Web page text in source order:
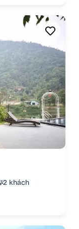
2 khách